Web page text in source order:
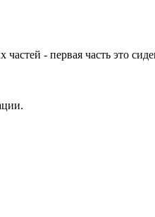
- первая часть это